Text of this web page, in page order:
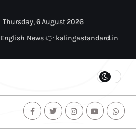
Thursday, 6 August 2026
English News 👉 kalingastandard.in